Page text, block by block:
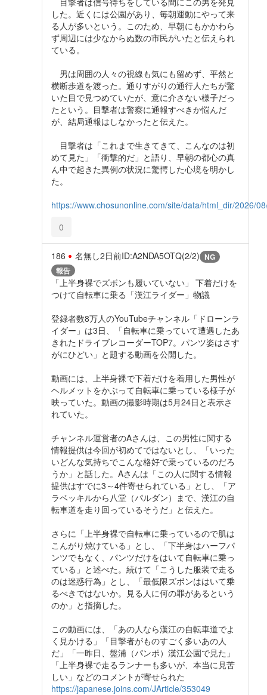
した。近くには公園があり、毎朝運動にやって来
る人が多いという。このため、早朝にもかかわら
ず周辺には少なからぬ数の市民がいたと伝えられ
ている。
男は周囲の人々の視線も気にも留めず、平然と
横断歩道を渡った。通りすがりの通行人たちが驚
いた目で見つめていたが、意に介さない様子だっ
たという。目撃者は警察に通報すべきか悩んだ
が、結局通報はしなかったと伝えた。
目撃者は「これまで生きてきて、こんなのは初
めて見た」「衝撃的だ」と語り、早朝の都心の真
ん中で起きた異例の状況に驚愕した心境を明かし
た。
https://www.chosunonline.com/site/data/html_dir/2026/
0
186 名無し2日前ID:A2NDA5OTQ(2/2) NG
報告
「上半身裸でズボンも履いていない」 下着だけを
つけて自転車に乗る「漢江ライダー」物議
登録者数8万人のYouTubeチャンネル「ドローンラ
イダー」は3日、「自転車に乗っていて遭遇したあ
きれたドライブレコーダーTOP7。パンツ姿はさす
がにひどい」と題する動画を公開した。
動画には、上半身裸で下着だけを着用した男性が
ヘルメットをかぶって自転車に乗っている様子が
映っていた。動画の撮影時期は5月24日と表示さ
れていた。
チャンネル運営者のAさんは、この男性に関する
情報提供は今回が初めてではないとし、「いった
いどんな気持ちでこんな格好で乗っているのだろ
うか」と話した。Aさんは「この人に関する情報
提供はすでに3～4件寄せられている」とし、「ア
ラベッキルから八堂（パルダン）まで、漢江の自
転車道を走り回っているそうだ」と伝えた。
さらに「上半身裸で自転車に乗っているので肌は
こんがり焼けている」とし、「下半身はハーフパ
ンツでもなく、パンツだけをはいて自転車に乗っ
ている」と述べた。続けて「こうした服装で走る
のは迷惑行為」とし、「最低限ズボンははいて乗
るべきではないか。見る人に何の罪があるという
のか」と指摘した。
この動画には、「あの人なら漢江の自転車道でよ
く見かける」「目撃者がものすごく多いあの人
だ」「一昨日、盤浦（パンポ）漢江公園で見た」
「上半身裸で走るランナーも多いが、本当に見苦
しい」などのコメントが寄せられた
https://japanese.joins.com/JArticle/353049